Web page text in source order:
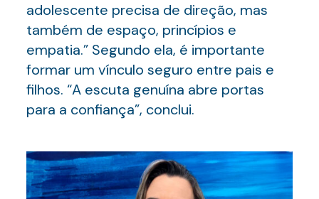
adolescente precisa de direção, mas
também de espaço, princípios e
empatia.” Segundo ela, é importante
formar um vínculo seguro entre pais e
filhos. “A escuta genuína abre portas
para a confiança”, conclui.